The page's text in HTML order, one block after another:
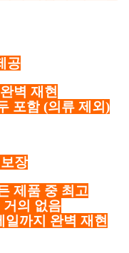
공
벽 재현
포함 (의류 제외)
장
제품 중 최고
거의 없음
일까지 완벽 재현